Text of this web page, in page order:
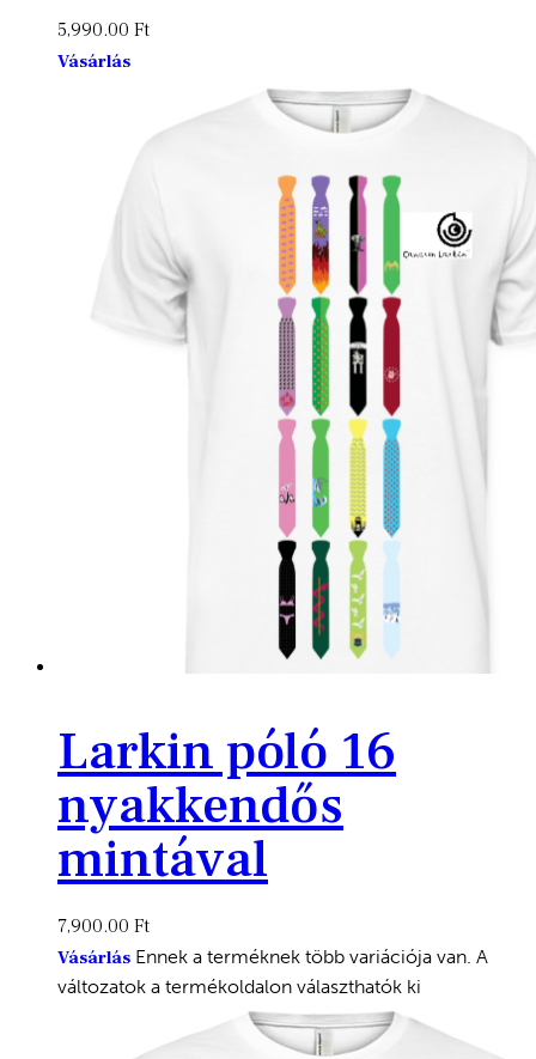
5,990.00 Ft
Vásárlás
Larkin póló 16
nyakkendős
mintával
7,900.00 Ft
Vásárlás Ennek a terméknek több variációja van. A
változatok a termékoldalon választhatók ki